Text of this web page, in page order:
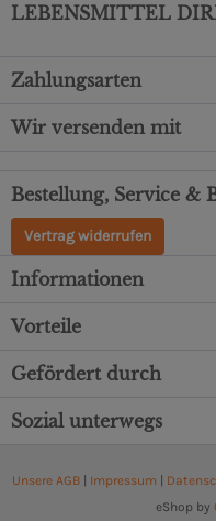
LEBENSMITTEL
Zahlungsarten
Wir versenden mit
Bestellung, Service &
Vertrag widerrufen
Informationen
Vorteile
Gefördert durch
Sozial unterwegs
Unsere AGB| Impressum |
eShop by